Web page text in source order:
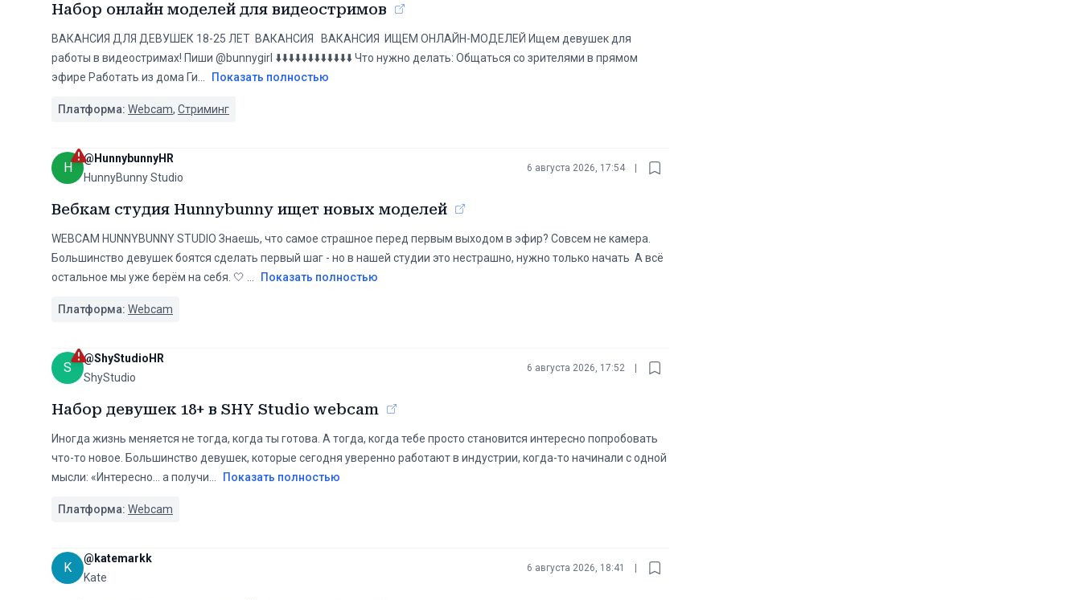
Набор онлайн моделей для видеостримов
ВАКАНСИЯ ДЛЯ ДЕВУШЕК 18-25 ЛЕТ ️ ВАКАНСИЯ ️ ️ ВАКАНСИЯ ️ ИЩЕМ ОНЛАЙН-МОДЕЛЕЙ Ищем девушек для
работы в видеостримах! Пиши @bunnygirl ⬇️⬇️⬇️⬇️⬇️⬇️⬇️⬇️⬇️⬇️⬇️⬇️ Что нужно делать: Общаться со зрителями в прямом
эфире Работать из дома Ги
Показать полностью
Платформа: Webcam, Стриминг
H
@ HunnybunnyHR
HunnyBunny Studio
6 августа 2026, 17:54
Вебкам студия Hunnybunny ищет новых моделей
WEBCAM HUNNYBUNNY STUDIO Знаешь, что самое страшное перед первым выходом в эфир? Совсем не камера.
Большинство девушек боятся сделать первый шаг - но в нашей студии это нестрашно, нужно только начать ️ А всё
остальное мы уже берём на себя. 🤍
Показать полностью
Платформа: Webcam
S
@ShyStudioHR
ShyStudio
6 августа 2026, 17:52
Набор девушек 18+ в SHY Studio webcam
Иногда жизнь меняется не тогда, когда ты готова. А тогда, когда тебе просто становится интересно попробовать
что-то новое. Большинство девушек, которые сегодня уверенно работают в индустрии, когда-то начинали с одной
мысли: «Интересно... а получи
Показать полностью
Платформа: Webcam
K
@ katemarkk
Kate
6 августа 2026, 18:41